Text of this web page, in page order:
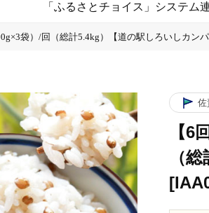
「ふるさとチョイス」システム
袋）/回（総計5.4kg）【道の駅しろいしカン
佐
【6
（